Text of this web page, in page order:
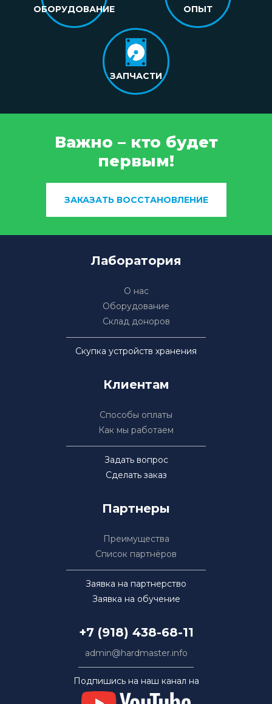
ОБОРУДОВАНИЕ ОПЫТ
ЗАПЧАСТИ
Важно – кто будет
первым!
ЗАКАЗАТЬ ВОССТАНОВЛЕНИЕ
Лаборатория
О нас
Оборудование
Склад доноров
Скупка устройств хранения
Клиентам
Способы оплаты
Как мы работаем
Задать вопрос
Сделать заказ
Партнеры
Преимущества
Список партнёров
Заявка на партнерство
Заявка на обучение
+7 (918) 438-68-11
admin@hardmaster.info
Подпишись на наш канал на